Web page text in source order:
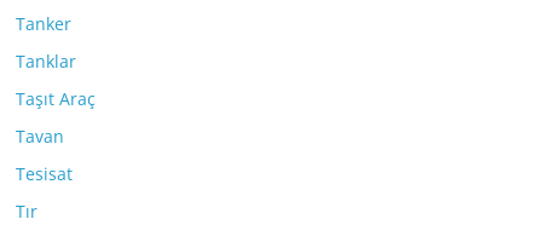
Tanker
Tanklar
Taşıt Araç
Tavan
Tesisat
Tır